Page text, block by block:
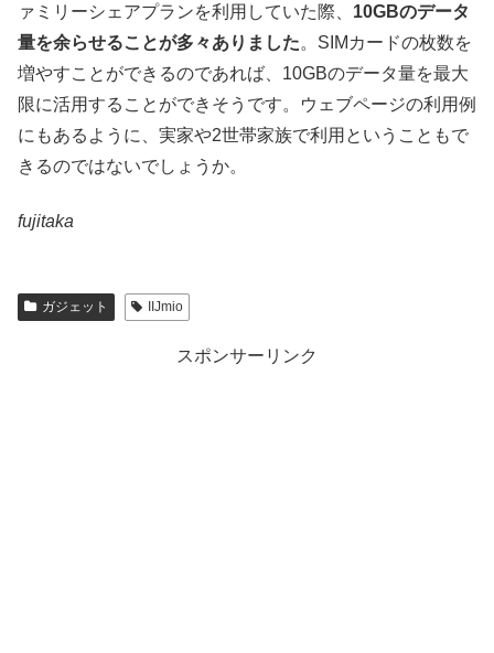
ァミリーシェアプランを利用していた際、 10GBのデータ
量を余らせることが多々ありました。SIMカードの枚数を
増やすことができるのであれば、10GBのデータ量を最大
限に活用することができそうです。ウェブページの利用例
にもあるように、実家や2世帯家族で利用ということもで
きるのではないでしょうか。
fujitaka
ガジェット IIJmio
スポンサーリンク